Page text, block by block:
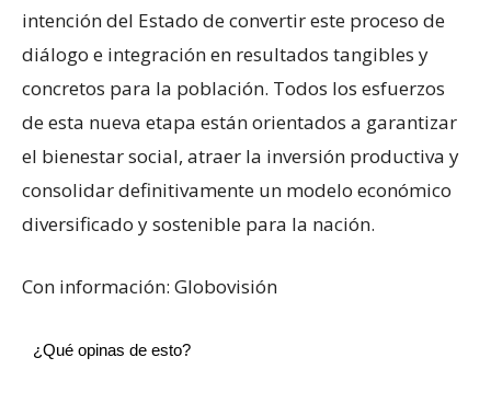
intención del Estado de convertir este proceso de
diálogo e integración en resultados tangibles y
concretos para la población. Todos los esfuerzos
de esta nueva etapa están orientados a garantizar
el bienestar social, atraer la inversión productiva y
consolidar definitivamente un modelo económico
diversificado y sostenible para la nación.
Con información: Globovisión
¿Qué opinas de esto?